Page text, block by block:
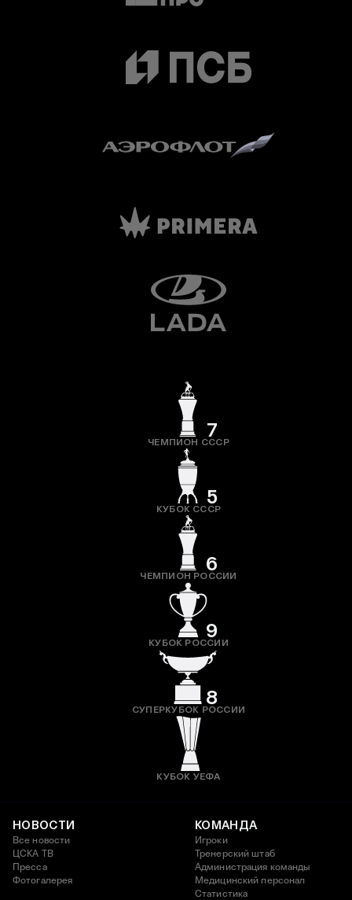
7
ЧЕМПИОН СССР
5
КУБОК СССР
6
ЧЕМПИОН РОССИИ
9
КУБОК РОССИИ
8
СУПЕРКУБОК РОССИИ
КУБОК УЕФА
НОВОСТИ
Все новости
ЦСКА ТВ
Пресса
Фотогалерея
КОМАНДА
Игроки
Тренерский штаб
Администрация команды
Медицинский персонал
Статистика